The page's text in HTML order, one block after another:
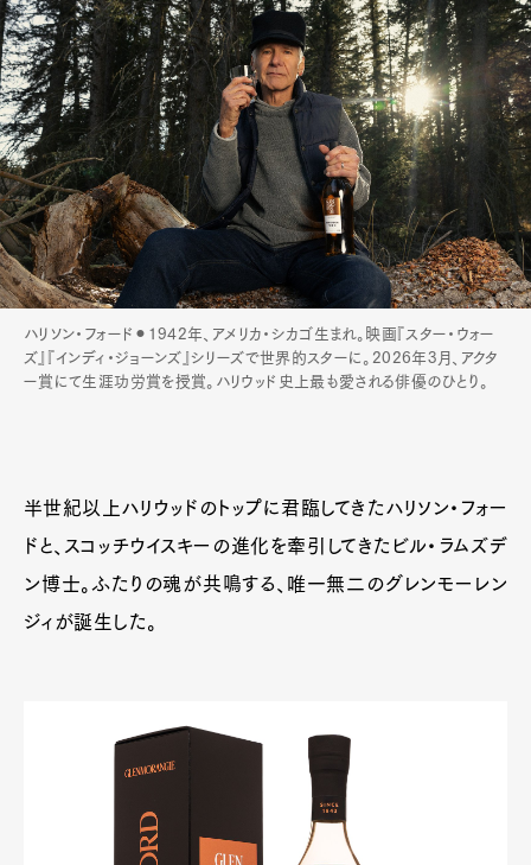
ハリソン・フォード⚫︎1942年、アメリカ・シカゴ生まれ。映画『スター・ウォー
ズ』『インディ・ジョーンズ』シリーズで世界的スターに。2026年3月、アクタ
ー賞にて生涯功労賞を授賞。ハリウッド史上最も愛される俳優のひとり。
半世紀以上ハリウッドのトップに君臨してきたハリソン・フォー
ドと、スコッチウイスキーの進化を牽引してきたビル・ラムズデ
ン博士。ふたりの魂が共鳴する、唯一無二のグレンモーレン
ジィが誕生した。